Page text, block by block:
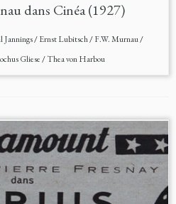
dans Cinéa (1927)
Jannings/Ernst Lubitsch/F.W. Murnau/
Gliese/Thea von Harbou